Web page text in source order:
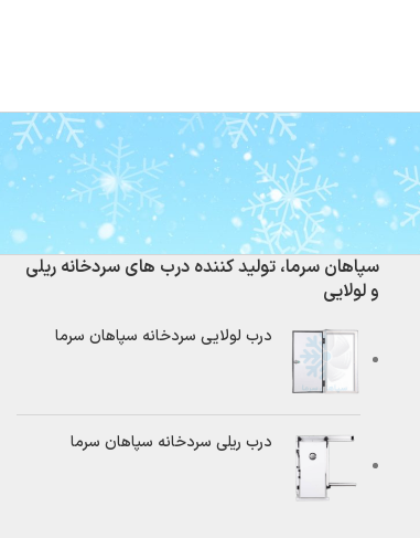
سپاهان سرما، تولید کننده درب های سردخانه ریلی
و لولایی
درب لولایی سردخانه سپاهان سرما
درب ریلی سردخانه سپاهان سرما